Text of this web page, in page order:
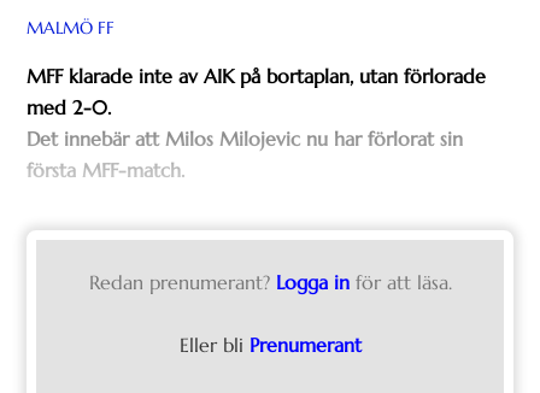
MALMÖ FF
MFF klarade inte av AIK på bortaplan, utan förlorade
med 2-0.
Det innebär att Milos Milojevic nu har förlorat sin
första MFF-match.
Redan prenumerant? Logga in för att läsa.
Eller bli Prenumerant